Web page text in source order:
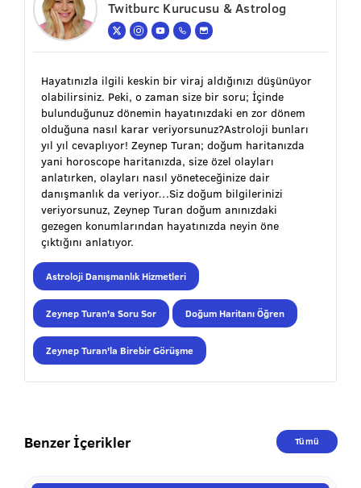
Twitburc Kurucusu & Astrolog
Hayatınızla ilgili keskin bir viraj aldığınızı düşünüyor
olabilirsiniz. Peki, o zaman size bir soru; İçinde
bulunduğunuz dönemin hayatınızdaki en zor dönem
olduğuna nasıl karar veriyorsunuz?Astroloji bunları
yıl yıl cevaplıyor! Zeynep Turan; doğum haritanızda
yani horoscope haritanızda, size özel olayları
anlatırken, olayları nasıl yöneteceğinize dair
danışmanlık da veriyor…Siz doğum bilgilerinizi
veriyorsunuz, Zeynep Turan doğum anınızdaki
gezegen konumlarından hayatınızda neyin öne
çıktığını anlatıyor.
Astroloji Danışmanlık Hizmetleri
Zeynep Turan'a Soru Sor Doğum Haritanı Öğren
Zeynep Turan'la Birebir Görüşme
Benzer İçerikler Tümü